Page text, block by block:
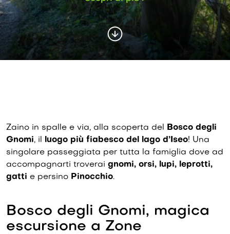
Zaino in spalle e via, alla scoperta del
Bosco degli
Gnomi, il luogo più fiabesco del lago d’Iseo! Una
singolare passeggiata per tutta la famiglia dove ad
accompagnarti troverai gnomi, orsi, lupi, leprotti,
gatti e persino Pinocchio.
Bosco degli Gnomi, magica
escursione a Zone